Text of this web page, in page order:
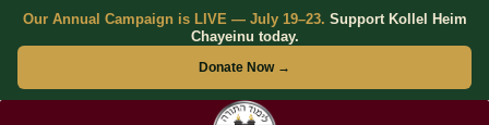
Our Annual Campaign is LIVE — July 19–23. Support Kollel Heim
Chayeinu today.
Donate Now →